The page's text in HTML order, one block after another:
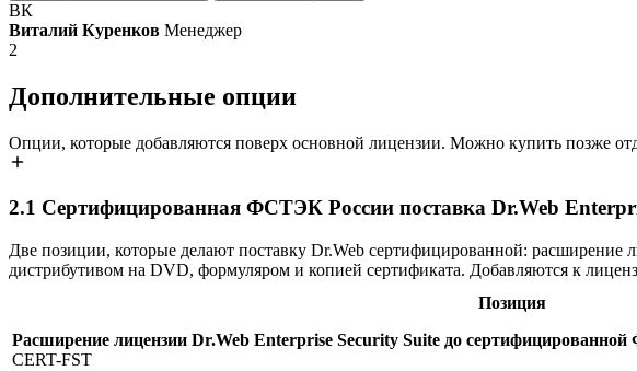
ВК
Виталий Куренков Менеджер
2
Дополнительные опции
Опции, которые добавляются поверх основной лицензии. Можно купить позже
2.1 Сертифицированная ФСТЭК России поставка Dr.Web
Две позиции, которые делают поставку Dr.Web сертифицированной:
дистрибутивом на DVD, формуляром и копией сертификата. Добавляются к
Позиция
Расширение лицензии Dr.Web Enterprise Security Suite до
CERT-FST